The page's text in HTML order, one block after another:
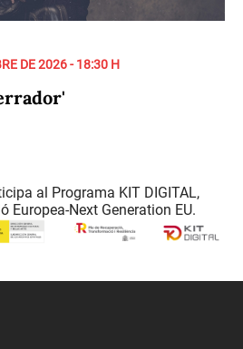
DE 2026 - 18:30 H
al Programa KIT DIGITAL,
Europea-Next Generation EU.